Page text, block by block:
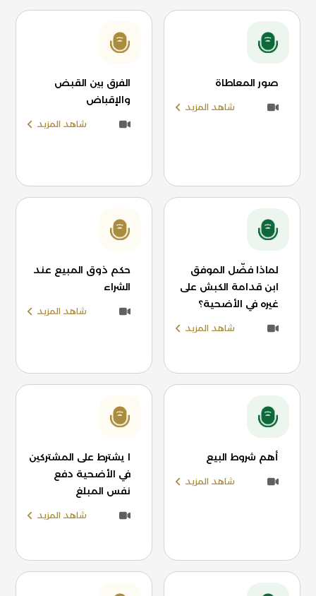
صور المعاطاة
شاهد المزيد
الفرق بين القبض
والإقباض
شاهد المزيد
لماذا فضّل الموفق
ابن قدامة الكبش على
غيره في الأضحية؟
شاهد المزيد
حكم ذوق المبيع عند
الشراء
شاهد المزيد
أهم شروط البيع
شاهد المزيد
ا يشترط على المشتركين
في الأضحية دفع
نفس المبلغ
شاهد المزيد